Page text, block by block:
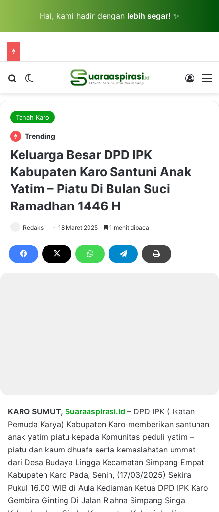
Hai, kami hadir dengan lebih segar! ✨
Cari berita...Switch skin Log In
Tanah Karo
Trending
Keluarga Besar DPD IPK
Kabupaten Karo Santuni Anak
Yatim – Piatu Di Bulan Suci
Ramadhan 1446 H
Redaksi 18 Maret 2025 1 menit dibaca
KARO SUMUT, Suaraaspirasi.id – DPD IPK ( Ikatan
Pemuda Karya) Kabupaten Karo memberikan santunan
anak yatim piatu kepada Komunitas peduli yatim –
piatu dan kaum dhuafa serta kemaslahatan ummat
dari Desa Budaya Lingga Kecamatan Simpang Empat
Kabupaten Karo Pada, Senin, (17/03/2025) Sekira
Pukul 16.00 WIB di Aula Kediaman Ketua DPD IPK Karo
Gembira Ginting Di Jalan Riahna Simpang Singa